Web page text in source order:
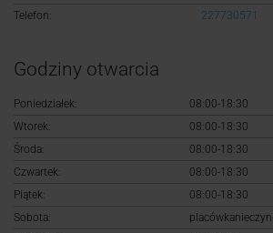
Telefon:
227730571
Godziny otwarcia
Poniedziałek:
08:00-18:30
Wtorek:
08:00-18:30
Środa:
08:00-18:30
Czwartek:
08:00-18:30
Piątek:
08:00-18:30
Sobota: